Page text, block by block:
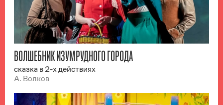
ВОЛШЕБНИК ИЗУМРУДНОГО ГОРОДА
сказка в 2-х действиях
А. Волков